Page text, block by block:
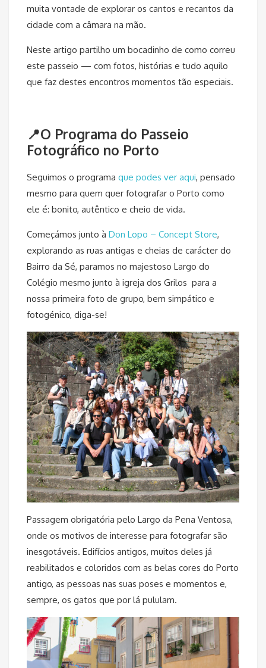
muita vontade de explorar os cantos e recantos da
cidade com a câmara na mão.
Neste artigo partilho um bocadinho de como correu
este passeio — com fotos, histórias e tudo aquilo
que faz destes encontros momentos tão especiais.
📍O Programa do Passeio
Fotográfico no Porto
Seguimos o programa que podes ver aqui, pensado
mesmo para quem quer fotografar o Porto como
ele é: bonito, autêntico e cheio de vida.
Começámos junto à Don Lopo – Concept Store,
explorando as ruas antigas e cheias de carácter do
Bairro da Sé, paramos no majestoso Largo do
Colégio mesmo junto à igreja dos Grilos para a
nossa primeira foto de grupo, bem simpático e
fotogénico, diga-se!
Passagem obrigatória pelo Largo da Pena Ventosa,
onde os motivos de interesse para fotografar são
inesgotáveis. Edifícios antigos, muitos deles já
reabilitados e coloridos com as belas cores do Porto
antigo, as pessoas nas suas poses e momentos e,
sempre, os gatos que por lá pululam.